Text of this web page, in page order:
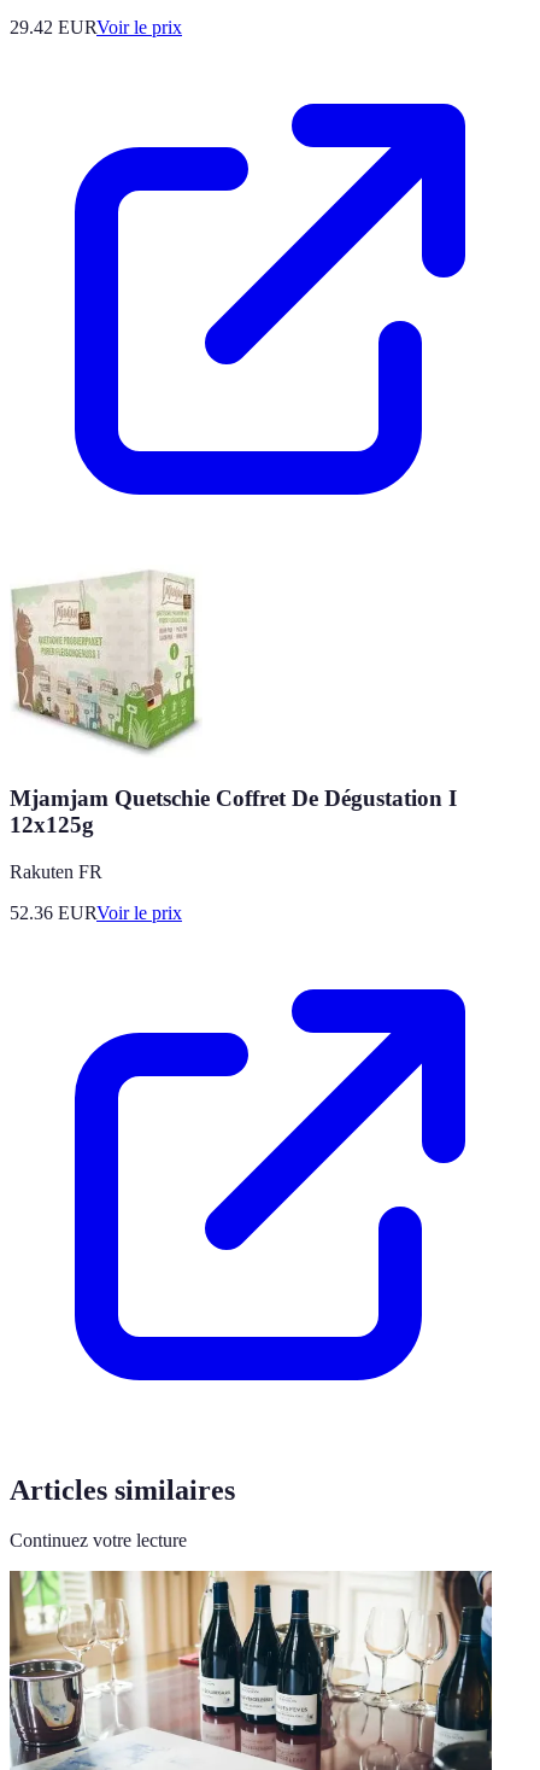
29.42 EURVoir le prix
Mjamjam Quetschie Coffret De Dégustation I
12x125g
Rakuten FR
52.36 EURVoir le prix
Articles similaires
Continuez votre lecture